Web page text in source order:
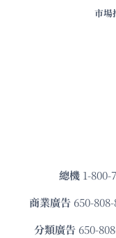
市場
總機 1-800-
商業廣告 650-
分類廣告 650-